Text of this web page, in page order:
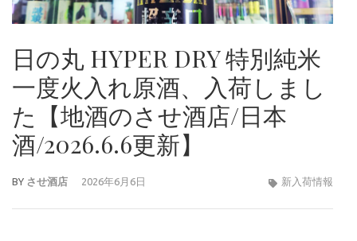
日の丸 HYPER DRY 特別純米
一度火入れ原酒、入荷しまし
た【地酒のさせ酒店/日本
酒/2026.6.6更新】
BY させ酒店 2026年6月6日 新入荷情報